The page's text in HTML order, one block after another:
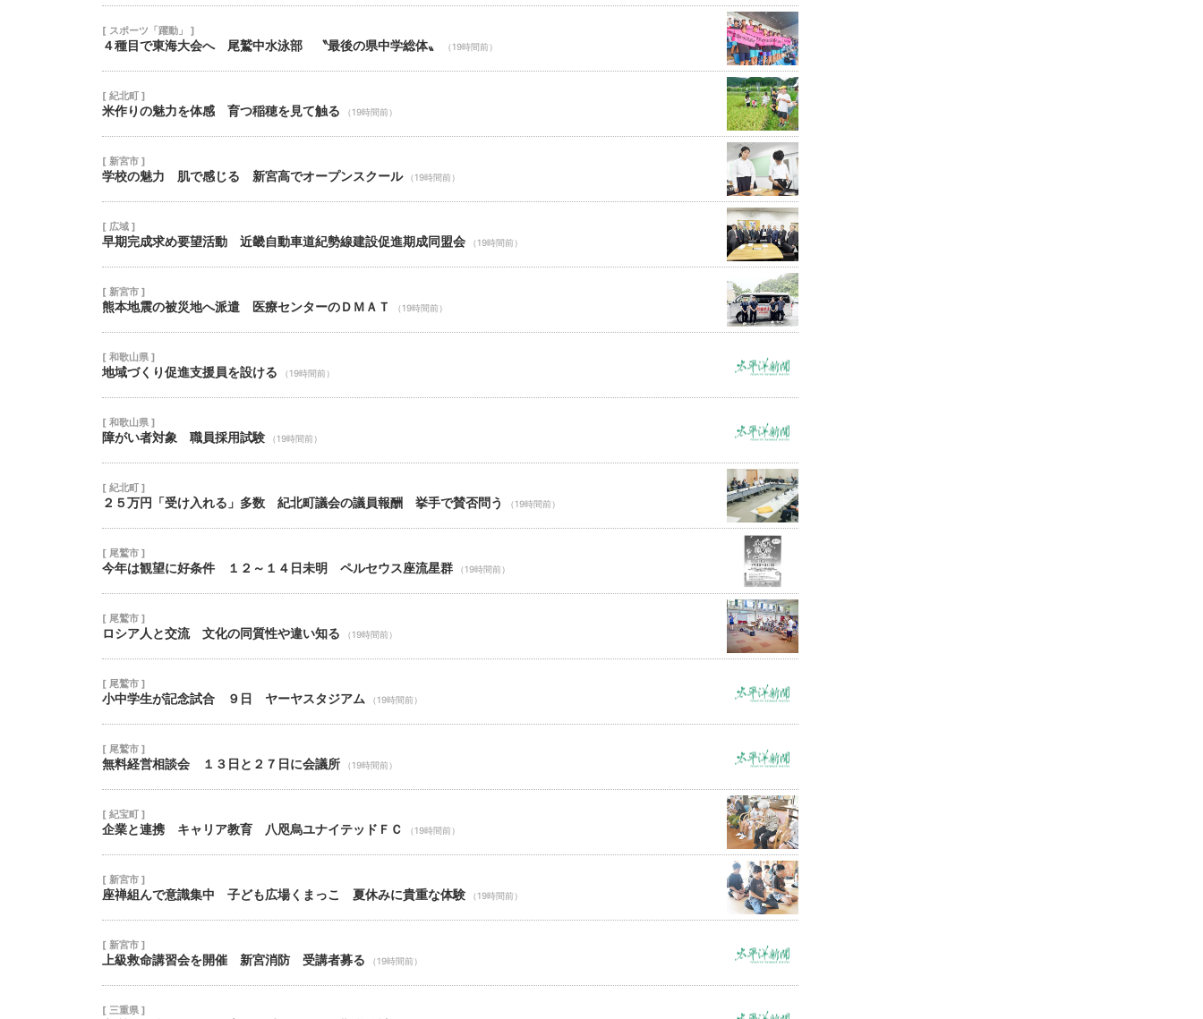
[ スポーツ「躍動」 ]
４種目で東海大会へ 尾鷲中水泳部 〝最後の県中学総体〟 （19時間前）
[ 紀北町 ]
米作りの魅力を体感 育つ稲穂を見て触る （19時間前）
[ 新宮市 ]
学校の魅力 肌で感じる 新宮高でオープンスクール （19時間前）
[ 広域 ]
早期完成求め要望活動 近畿自動車道紀勢線建設促進期成同盟会 （19時間前）
[ 新宮市 ]
熊本地震の被災地へ派遣 医療センターのＤＭＡＴ （19時間前）
[ 和歌山県 ]
地域づくり促進支援員を設ける （19時間前）
[ 和歌山県 ]
障がい者対象 職員採用試験 （19時間前）
[ 紀北町 ]
２５万円「受け入れる」多数 紀北町議会の議員報酬 挙手で賛否問う （19時間前）
[ 尾鷲市 ]
今年は観望に好条件 １２～１４日未明 ペルセウス座流星群 （19時間前）
[ 尾鷲市 ]
ロシア人と交流 文化の同質性や違い知る （19時間前）
[ 尾鷲市 ]
小中学生が記念試合 ９日 ヤーヤスタジアム （19時間前）
[ 尾鷲市 ]
無料経営相談会 １３日と２７日に会議所 （19時間前）
[ 紀宝町 ]
企業と連携 キャリア教育 八咫烏ユナイテッドＦＣ （19時間前）
[ 新宮市 ]
座禅組んで意識集中 子ども広場くまっこ 夏休みに貴重な体験 （19時間前）
[ 新宮市 ]
上級救命講習会を開催 新宮消防 受講者募る （19時間前）
[ 三重県 ]